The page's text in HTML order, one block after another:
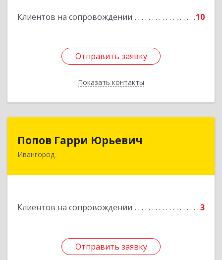
Клиентов на сопровождении 10
Отправить заявку
Показать контакты
Отправить заявку
Назад
Попов Гарри Юрьевич
Ивангород
Клиентов на сопровождении 3
Отправить заявку
Отправить заявку